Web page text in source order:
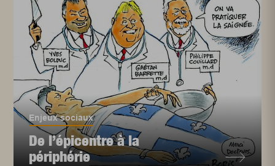
Enjeux sociaux
De l’épicentre à la
périphérie